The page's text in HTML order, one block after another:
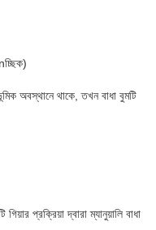
অবস্থানে থাকে, তখন বাধা বুমটি
প্রক্রিয়া দ্বারা ম্যানুয়ালি বাধা